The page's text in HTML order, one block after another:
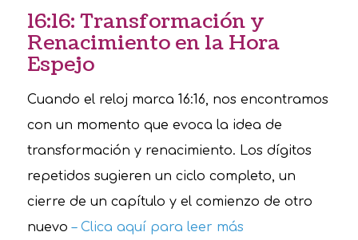
16:16: Transformación y
Renacimiento en la Hora
Espejo
Cuando el reloj marca 16:16, nos encontramos
con un momento que evoca la idea de
transformación y renacimiento. Los dígitos
repetidos sugieren un ciclo completo, un
cierre de un capítulo y el comienzo de otro
nuevo– Clica aquí para leer más